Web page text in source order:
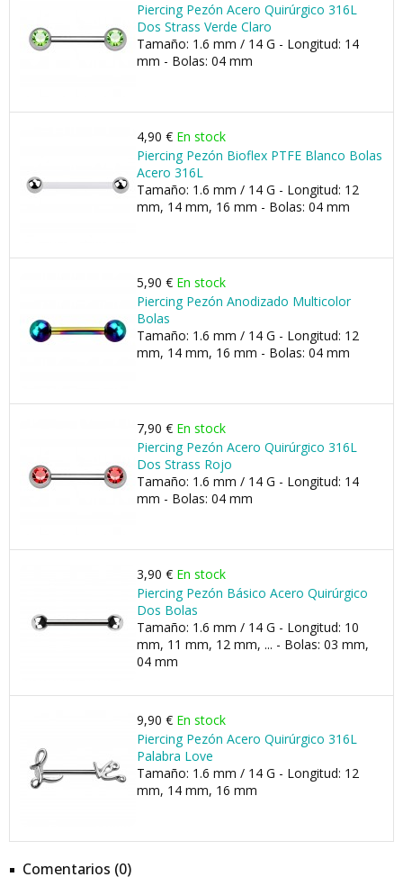
Piercing Pezón Acero Quirúrgico 316L
Dos Strass Verde Claro
Tamaño: 1.6 mm / 14 G - Longitud: 14
mm - Bolas: 04 mm
4,90 € En stock
Piercing Pezón Bioflex PTFE Blanco Bolas
Acero 316L
Tamaño: 1.6 mm / 14 G - Longitud: 12
mm, 14 mm, 16 mm - Bolas: 04 mm
5,90 € En stock
Piercing Pezón Anodizado Multicolor
Bolas
Tamaño: 1.6 mm / 14 G - Longitud: 12
mm, 14 mm, 16 mm - Bolas: 04 mm
7,90 € En stock
Piercing Pezón Acero Quirúrgico 316L
Dos Strass Rojo
Tamaño: 1.6 mm / 14 G - Longitud: 14
mm - Bolas: 04 mm
3,90 € En stock
Piercing Pezón Básico Acero Quirúrgico
Dos Bolas
Tamaño: 1.6 mm / 14 G - Longitud: 10
mm, 11 mm, 12 mm, ... - Bolas: 03 mm,
04 mm
9,90 € En stock
Piercing Pezón Acero Quirúrgico 316L
Palabra Love
Tamaño: 1.6 mm / 14 G - Longitud: 12
mm, 14 mm, 16 mm
Comentarios (0)